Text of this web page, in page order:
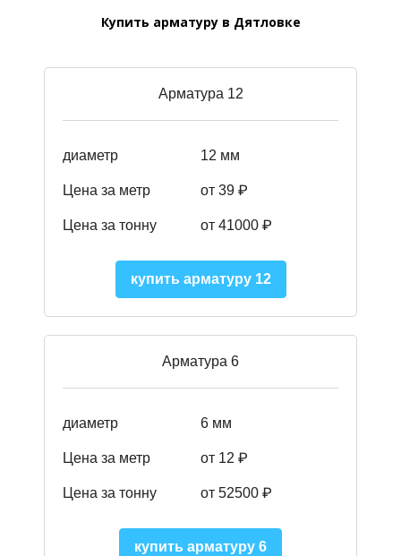
Купить арматуру в Дятловке
Арматура 12
диаметр 12 мм
Цена за метр от 39 ₽
Цена за тонну от 41000 ₽
купить арматуру 12
Арматура 6
диаметр 6 мм
Цена за метр от 12 ₽
Цена за тонну от 52500 ₽
купить арматуру 6